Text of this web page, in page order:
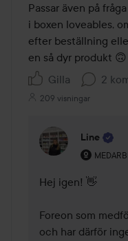
Passar även på
i boxen loveables,
efter beställning
en så dyr produkt 🙃
Gilla
2
209 visningar
Line
Hej igen! 👋
Foreon som
och har därför